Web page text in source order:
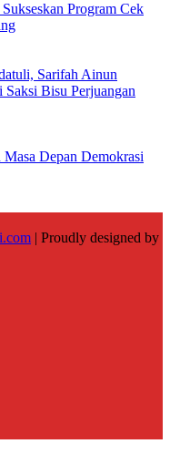
Program Cek
Sarifah Ainun
Bisu Perjuangan
Depan Demokrasi
| Proudly designed by